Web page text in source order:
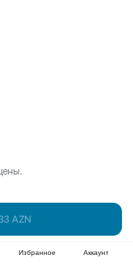
AZN
Избранное Аккаунт